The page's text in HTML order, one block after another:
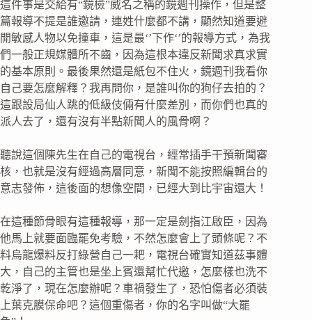
這件事是交給有“鏡檢”威名之稱的鏡週刊操作，但是整
篇報導不提是誰邀請，連姓什麼都不講，顯然知道要避
開敏感人物以免撞車，這是最‘’下作‘’的報導方式，為我
們一般正規媒體所不齒，因為這根本違反新聞求真求實
的基本原則。最後果然還是紙包不住火，鏡週刊我看你
自己要怎麼解釋？我再問你，是誰叫你的狗仔去拍的？
這跟設局仙人跳的低級伎倆有什麼差別，而你們也真的
派人去了，還有沒有半點新聞人的風骨啊？
聽說這個陳先生在自己的電視台，經常插手干預新聞審
核，也就是沒有經過高層同意，新聞不能按照編輯台的
意志發佈，這後面的想像空間，已經大到比宇宙還大！
在這種節骨眼有這種報導，那一定是劍指江啟臣，因為
他馬上就要面臨罷免考驗，不然怎麼會上了頭條呢？不
料烏龍爆料反打綠營自己一耙，電視台確實知道茲事體
大，自己的主管也是坐上賓還幫忙代邀，怎麼樣也洗不
乾淨了，現在怎麼辦呢？車禍發生了，恐怕傷者必須裝
上葉克膜保命吧？這個重傷者，你的名字叫做“大罷